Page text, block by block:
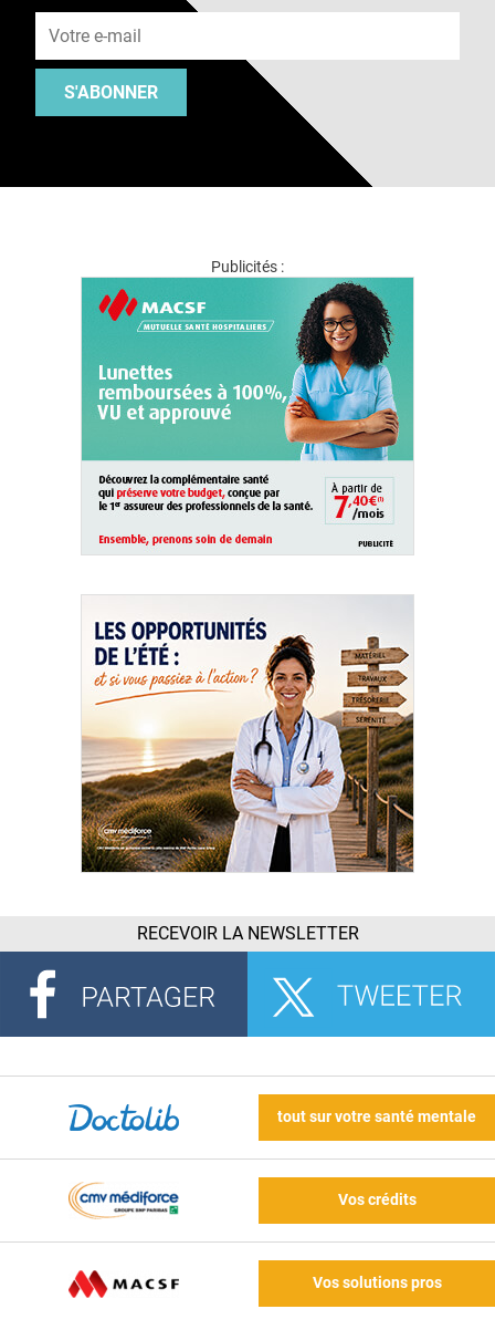
S'ABONNER
Publicités :
RECEVOIR LA NEWSLETTER
tout sur votre santé mentale
Vos crédits
Vos solutions pros